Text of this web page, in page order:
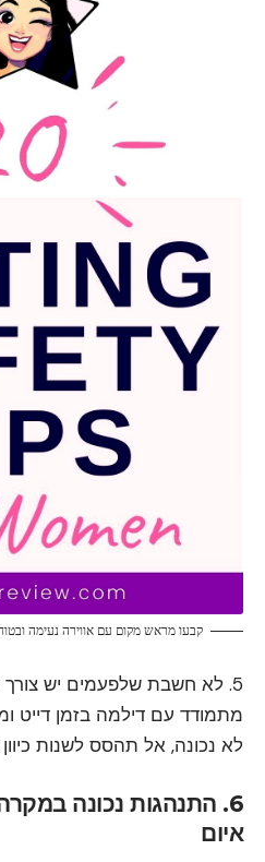
קבעו מראש מקום עם אווירה נעימה
5. לא חשבת שלפעמים יש
מתמודד עם דילמה בזמן דייט
לא נכונה, אל תהסס לשנות
6. התנהגות נכונה
איום